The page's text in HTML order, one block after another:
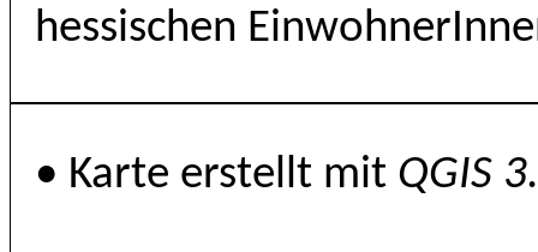
hessischen
• Karte erstellt mit QGIS